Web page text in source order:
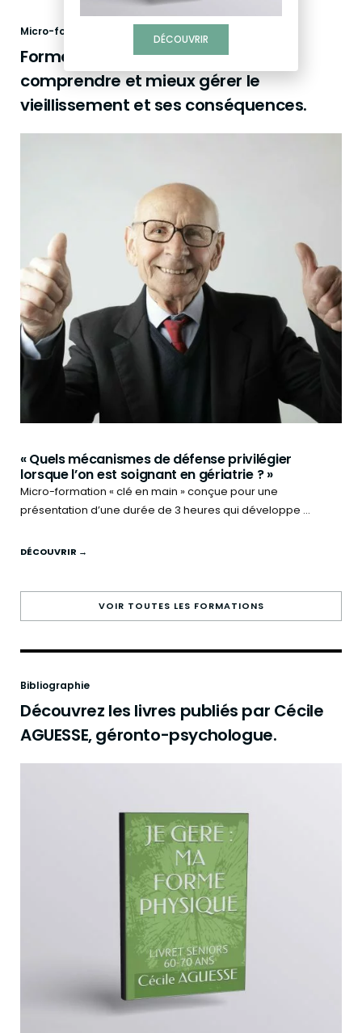
Micro-formations
Formez-vous en autonomie pour
comprendre et mieux gérer le
vieillissement et ses conséquences.
« Quels mécanismes de défense privilégier
lorsque l’on est soignant en gériatrie ? »
Micro-formation « clé en main » conçue pour une
présentation d’une durée de 3 heures qui développe ...
DÉCOUVRIR →
VOIR TOUTES LES FORMATIONS
Bibliographie
Découvrez les livres publiés par Cécile
AGUESSE, géronto-psychologue.
DÉCOUVRIR